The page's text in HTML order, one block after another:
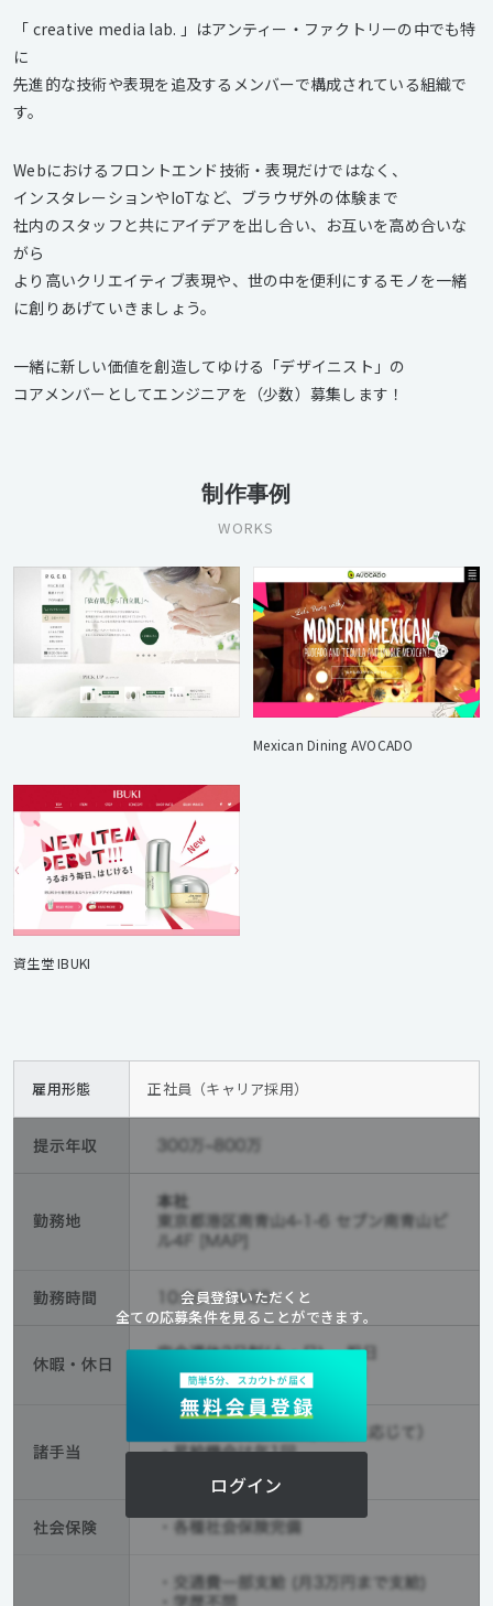
「 creative media lab. 」はアンティー・ファクトリーの中でも特
に
先進的な技術や表現を追及するメンバーで構成されている組織で
す。
Webにおけるフロントエンド技術・表現だけではなく、
インスタレーションやIoTなど、ブラウザ外の体験まで
社内のスタッフと共にアイデアを出し合い、お互いを高め合いな
がら
より高いクリエイティブ表現や、世の中を便利にするモノを一緒
に創りあげていきましょう。
一緒に新しい価値を創造してゆける「デザイニスト」の
コアメンバーとしてエンジニアを（少数）募集します！
制作事例
WORKS
Mexican Dining AVOCADO
資生堂 IBUKI
雇用形態 正社員（キャリア採用）
会員登録いただくと
全ての応募条件を見ることができます。
ログイン